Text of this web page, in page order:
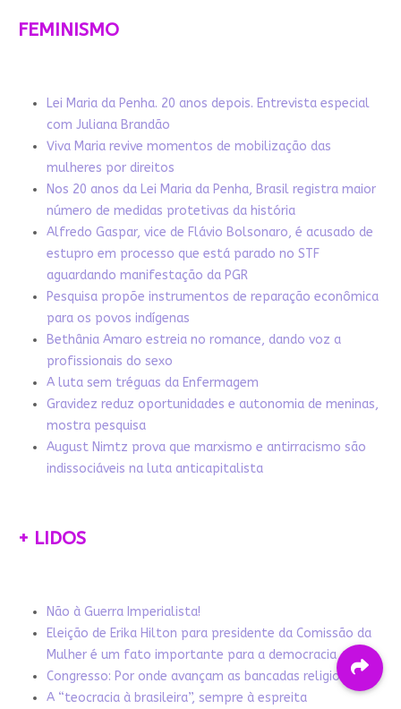
FEMINISMO
Lei Maria da Penha. 20 anos depois. Entrevista especial
com Juliana Brandão
Viva Maria revive momentos de mobilização das
mulheres por direitos
Nos 20 anos da Lei Maria da Penha, Brasil registra maior
número de medidas protetivas da história
Alfredo Gaspar, vice de Flávio Bolsonaro, é acusado de
estupro em processo que está parado no STF
aguardando manifestação da PGR
Pesquisa propõe instrumentos de reparação econômica
para os povos indígenas
Bethânia Amaro estreia no romance, dando voz a
profissionais do sexo
A luta sem tréguas da Enfermagem
Gravidez reduz oportunidades e autonomia de meninas,
mostra pesquisa
August Nimtz prova que marxismo e antirracismo são
indissociáveis na luta anticapitalista
+ LIDOS
Não à Guerra Imperialista!
Eleição de Erika Hilton para presidente da Comissão da
Mulher é um fato importante para a democracia
Congresso: Por onde avançam as bancadas religiosas
A “teocracia à brasileira”, sempre à espreita